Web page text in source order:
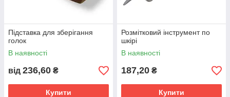
Підставка для зберігання
голок
В наявності
від 236,60 ₴
Купити
Розмітковий інструмент по
шкірі
В наявності
187,20 ₴
Купити